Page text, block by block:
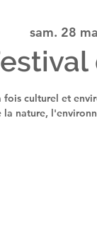
sam. 28
fois culturel et
la nature,